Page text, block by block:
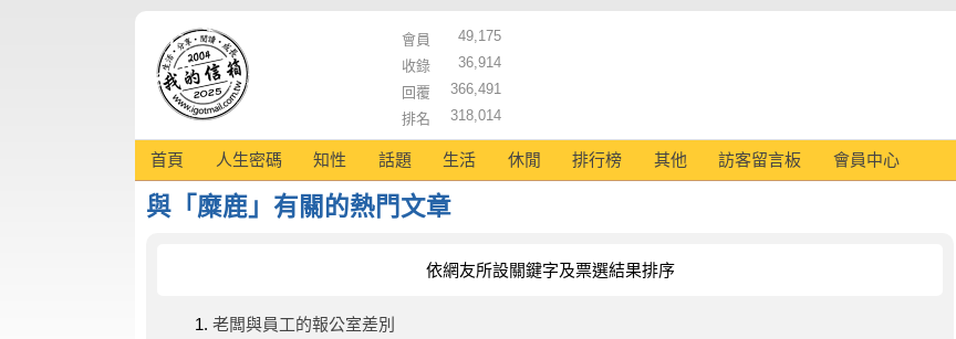
會員
49,175
收錄
36,914
回覆
366,491
排名
318,014
首頁 人生密碼 知性 話題 生活 休閒 排行榜 其他 訪客留言板 會員中心
與「糜鹿」有關的熱門文章
依網友所設關鍵字及票選結果排序
老闆與員工的報公室差別